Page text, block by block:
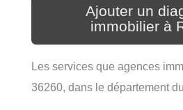
Ajouter un
immobilier à
Les services que agences
36260, dans le département